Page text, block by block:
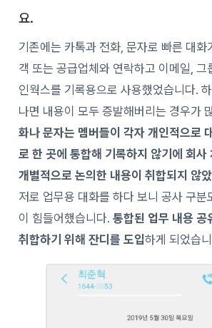
요.
기존에는 카톡과 전화, 문자로 빠른 대화
객 또는 공급업체와 연락하고 이메일,
인웍스를 기록용으로 사용했었습니다.
나면 내용이 모두 증발해버리는 경우가
화나 문자는 멤버들이 각자 개인적으로
로 한 곳에 통합해 기록하지 않기에 회사
개별적으로 논의한 내용이 취합되지 않
저로 업무용 대화를 하다 보니 공사 구분
이 힘들어했습니다.통합된 업무 내용 공
취합하기 위해 잔디를 도입하게 되었습